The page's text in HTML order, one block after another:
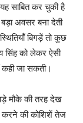
साबित कर चुकी है
अवसर बना देती
बिगड़ें तो कुछ
सिंह को लेकर ऐसी
जा सकती।
मौके की तरह देख
करने की कोशिशें तेज